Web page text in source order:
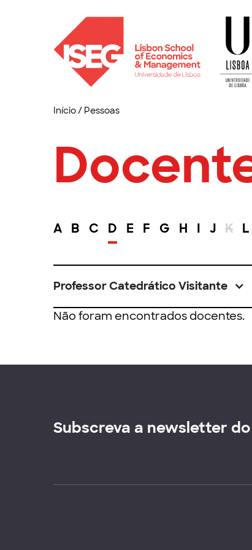
Início/ Pessoas
A B C D E F G H I J K L
Professor Catedrático Visitante
Não foram encontrados docentes.
Subscreva a newsletter do